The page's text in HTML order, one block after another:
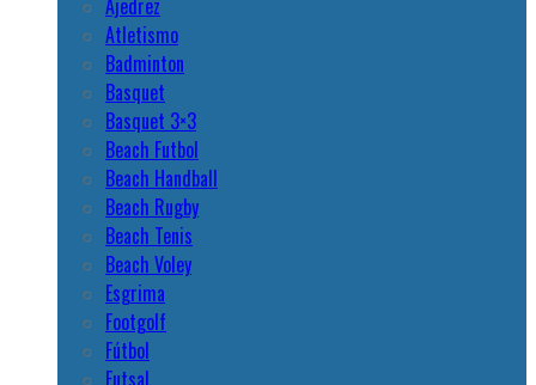
Ajedrez
Atletismo
Badminton
Basquet
Basquet 3×3
Beach Futbol
Beach Handball
Beach Rugby
Beach Tenis
Beach Voley
Esgrima
Footgolf
Fútbol